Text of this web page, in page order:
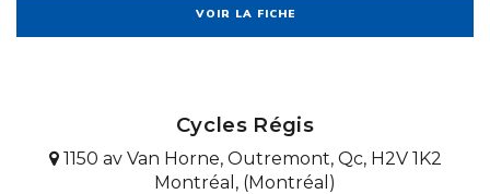
VOIR LA FICHE
Cycles Régis
1150 av Van Horne, Outremont, Qc, H2V 1K2
Montréal, (Montréal)